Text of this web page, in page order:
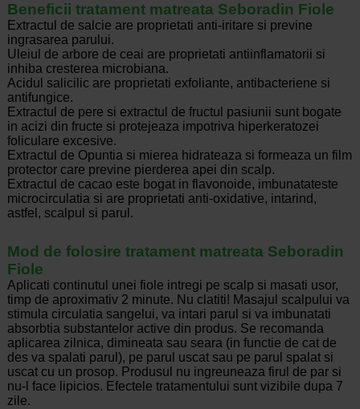
Beneficii tratament matreata Seboradin Fiole
Extractul de salcie are proprietati anti-iritare si previne
ingrasarea parului.
Uleiul de arbore de ceai are proprietati antiinflamatorii si
inhiba cresterea microbiana.
Acidul salicilic are proprietati exfoliante, antibacteriene si
antifungice.
Extractul de pere si extractul de fructul pasiunii sunt bogate
in acizi din fructe si protejeaza impotriva hiperkeratozei
foliculare excesive.
Extractul de Opuntia si mierea hidrateaza si formeaza un film
protector care previne pierderea apei din scalp.
Extractul de cacao este bogat in flavonoide, imbunatateste
microcirculatia si are proprietati anti-oxidative, intarind,
astfel, scalpul si parul.
Mod de folosire tratament matreata Seboradin
Fiole
Aplicati continutul unei fiole intregi pe scalp si masati usor,
timp de aproximativ 2 minute. Nu clatiti! Masajul scalpului va
stimula circulatia sangelui, va intari parul si va imbunatati
absorbtia substantelor active din produs. Se recomanda
aplicarea zilnica, dimineata sau seara (in functie de cat de
des va spalati parul), pe parul uscat sau pe parul spalat si
uscat cu un prosop. Produsul nu ingreuneaza firul de par si
nu-l face lipicios. Efectele tratamentului sunt vizibile dupa 7
zile.